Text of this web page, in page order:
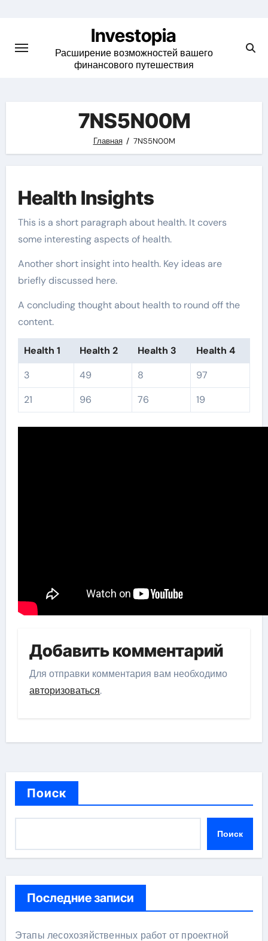
content
Investopia
Расширение возможностей вашего
финансового путешествия
7NS5N00M
Главная 7NS5N00M
Health Insights
This is a short paragraph about health. It covers
some interesting aspects of health.
Another short insight into health. Key ideas are
briefly discussed here.
A concluding thought about health to round off the
content.
Health 1 Health 2 Health 3
Health 4
3
49 8
97
21
96 76 19
Добавить комментарий
Для отправки комментария вам необходимо
авторизоваться.
Поиск
Поиск
Последние записи
Этапы лесохозяйственных работ от проектной